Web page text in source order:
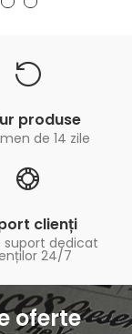
produse
de 14 zile
clienți
dedicat
24/7
oferte